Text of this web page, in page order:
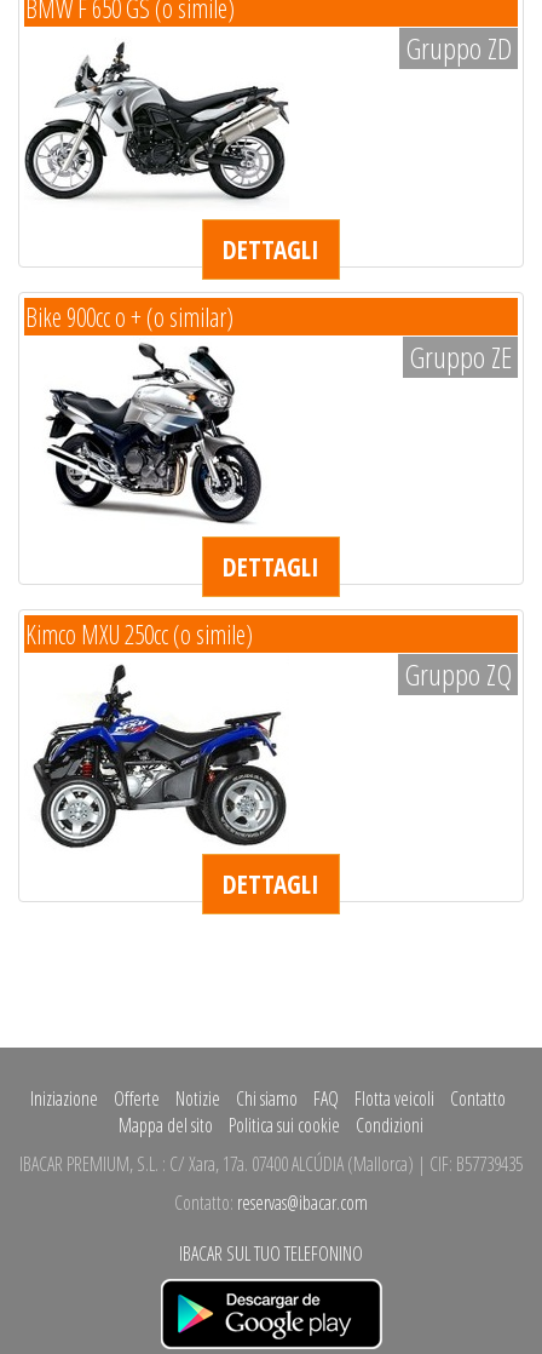
BMW F 650 GS (o simile)
Gruppo ZD
DETTAGLI
Bike 900cc o + (o similar)
Gruppo ZE
DETTAGLI
Kimco MXU 250cc (o simile)
Gruppo ZQ
DETTAGLI
Iniziazione Offerte Notizie Chi siamo FAQ Flotta veicoli
Contatto
Mappa del sito
Politica sui cookie
Condizioni
IBACAR PREMIUM, S.L. : C/ Xara, 17a. 07400 ALCÚDIA(Mallorca) | CIF: B57739435
Contatto: reservas@ibacar.com
IBACAR SUL TUO TELEFONINO